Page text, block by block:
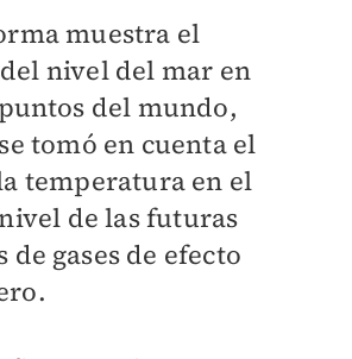
muestra el
nivel del mar en
del mundo,
tomó en cuenta el
temperatura en el
de las futuras
de gases de efecto